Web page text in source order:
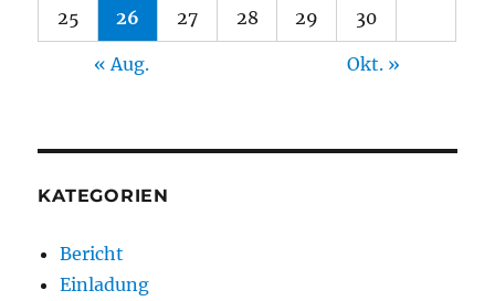
25 26 27 28 29 30
« Aug. Okt. »
KATEGORIEN
Bericht
Einladung